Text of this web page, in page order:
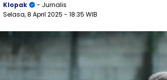
Klopak
- Jurnalis
Selasa, 8 April 2025 - 18:35 WIB